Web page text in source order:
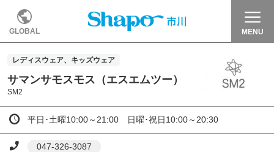
GLOBAL MENU
レディスウェア、キッズウェア
サマンサモスモス（エスエムツー）
SM2
平日･土曜10:00～21:00 日曜･祝日10:00～20:30
047-326-3087